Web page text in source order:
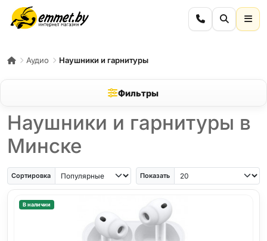
Аудио Наушники и гарнитуры
Фильтры
Наушники и гарнитуры в
Минске
Сортировка Показать
В наличии